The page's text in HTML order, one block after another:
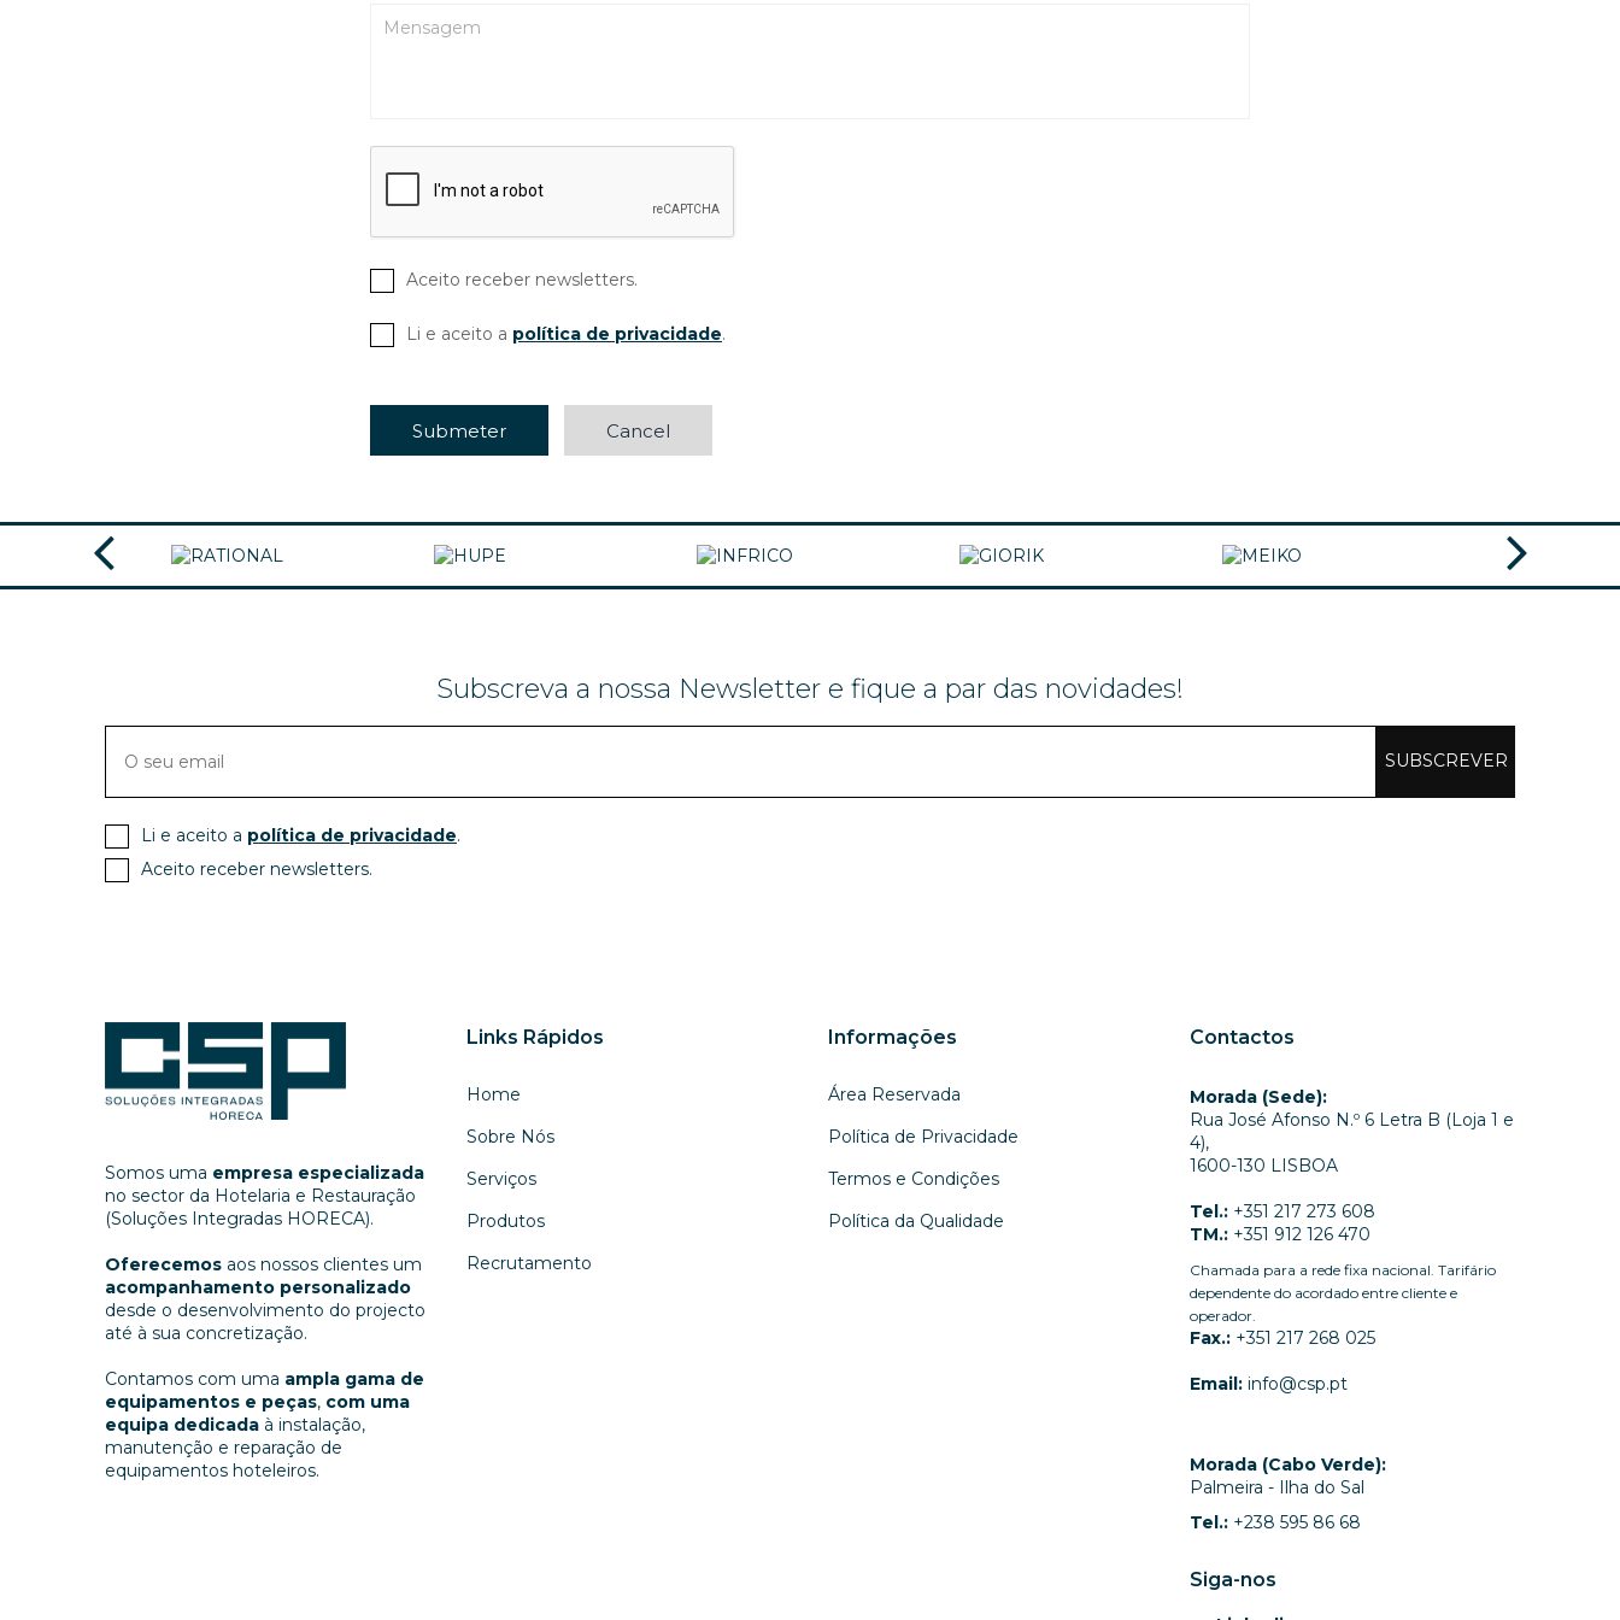
Aceito receber newsletters.
Li e aceito a política de privacidade.
Submeter Cancel
Subscreva a nossa Newsletter e fique a par das novidades!
SUBSCREVER
Li e aceito a política de privacidade.
Aceito receber newsletters.
Somos uma empresa especializada
no sector da Hotelaria e Restauração
(Soluções Integradas HORECA).
Oferecemos aos nossos clientes um
acompanhamento personalizado
desde o desenvolvimento do projecto
até à sua concretização.
Contamos com uma ampla gama de
equipamentos e peças, com uma
equipa dedicada à instalação,
manutenção e reparação de
equipamentos hoteleiros.
Links Rápidos
Home
Sobre Nós
Serviços
Produtos
Recrutamento
Informações
Área Reservada
Política de Privacidade
Termos e Condições
Política da Qualidade
Contactos
Morada (Sede):
Rua José Afonso N.º 6 Letra B (Loja 1 e
4),
1600-130 LISBOA
Tel.: +351 217 273 608
TM.: +351 912 126 470
Chamada para a rede fixa nacional. Tarifário
dependente do acordado entre cliente e
operador.
Fax.: +351 217 268 025
Email: info@csp.pt
Morada (Cabo Verde):
Palmeira - Ilha do Sal
Tel.: +238 595 86 68
Siga-nos